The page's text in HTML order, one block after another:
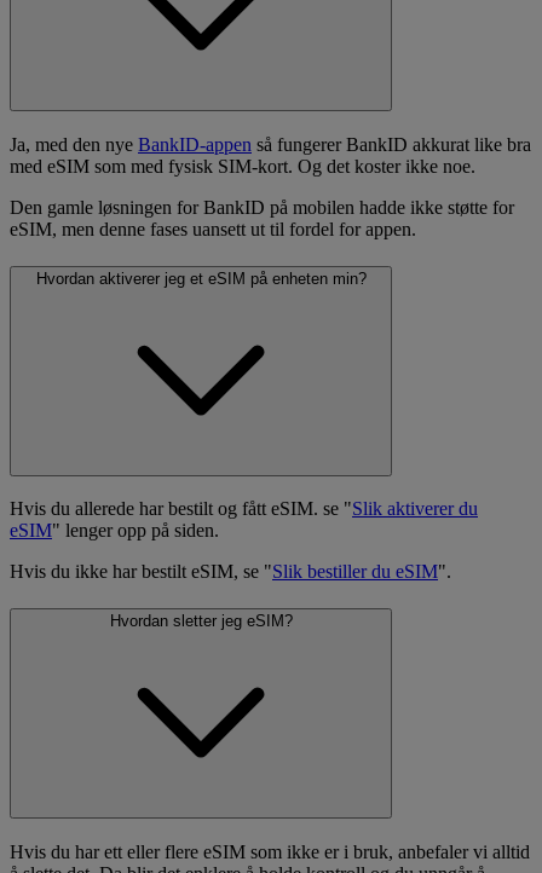
Ja, med den nye BankID-appen så fungerer BankID akkurat like bra
med eSIM som med fysisk SIM-kort. Og det koster ikke noe.
Den gamle løsningen for BankID på mobilen hadde ikke støtte for
eSIM, men denne fases uansett ut til fordel for appen.
Hvordan aktiverer jeg et eSIM på enheten min?
Hvis du allerede har bestilt og fått eSIM. se "Slik aktiverer du
eSIM" lenger opp på siden.
Hvis du ikke har bestilt eSIM, se "Slik bestiller du eSIM".
Hvordan sletter jeg eSIM?
Hvis du har ett eller flere eSIM som ikke er i bruk, anbefaler vi alltid